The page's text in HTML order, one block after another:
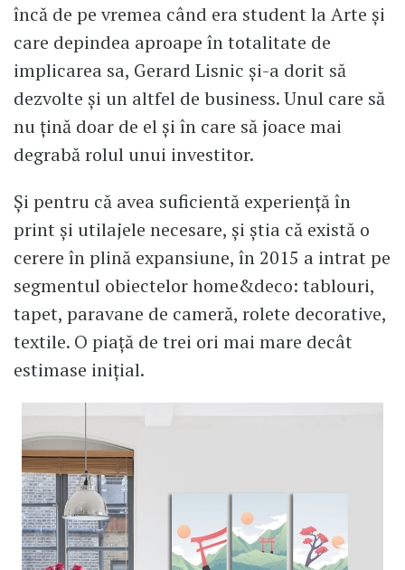
încă de pe vremea când era student la Arte și
care depindea aproape în totalitate de
implicarea sa, Gerard Lisnic și-a dorit să
dezvolte și un altfel de business. Unul care să
nu țină doar de el și în care să joace mai
degrabă rolul unui investitor.
Și pentru că avea suficientă experiență în
print și utilajele necesare, și știa că există o
cerere în plină expansiune, în 2015 a intrat pe
segmentul obiectelor home&deco: tablouri,
tapet, paravane de cameră, rolete decorative,
textile. O piață de trei ori mai mare decât
estimase inițial.